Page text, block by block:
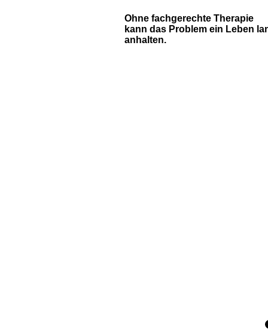
Ohne fachgerechte Therapie
kann das Problem ein Leben
anhalten.